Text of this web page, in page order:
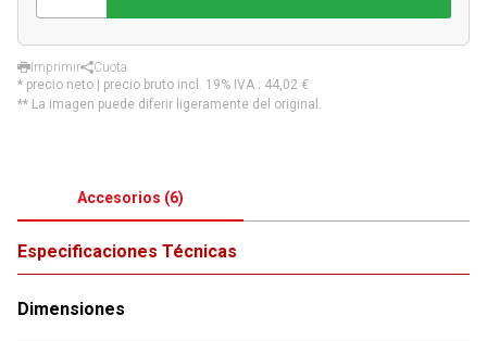
Imprimir
Cuota
* precio neto | precio bruto incl. 19% IVA.: 44,02 €
** La imagen puede diferir ligeramente del original.
Accesorios (6)
Especificaciones Técnicas
Dimensiones